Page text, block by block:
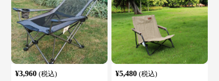
¥3,960 (税込) ¥5,480 (税込)